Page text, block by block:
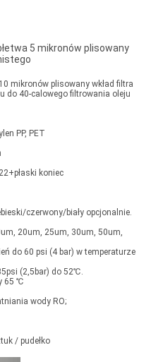
5 mikronów plisowany
mikronów plisowany wkład filtra
do 40-calowego filtrowania oleju
PP, PET
koniec
czerwony/biały opcjonalnie.
20um, 25um, 30um, 50um,
do 60 psi (4 bar) w temperaturze
(2,5bar) do 52℃.
65 ℃
wody RO;
/ pudełko